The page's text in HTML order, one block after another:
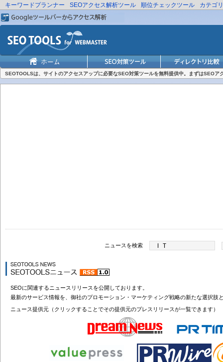
キーワードプランナー SEOアクセス解析ツール 順位チェックツール カテゴ
SEOTOOLSは、サイトのアクセスアップに必要なSEO対策ツールを無料提供中。まずはSEOア
ニュースを検索
SEOに関連するニュースリリースを公開しております。
最新のサービス情報を、御社のプロモーション・マーケティング戦略の新たな選択肢
ニュース提供元（クリックすることでその提供元のプレスリリースが一覧できます）